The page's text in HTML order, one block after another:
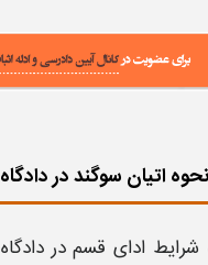
اتیان سوگند در دادگاه
شرایط ادای قسم در دادگاه